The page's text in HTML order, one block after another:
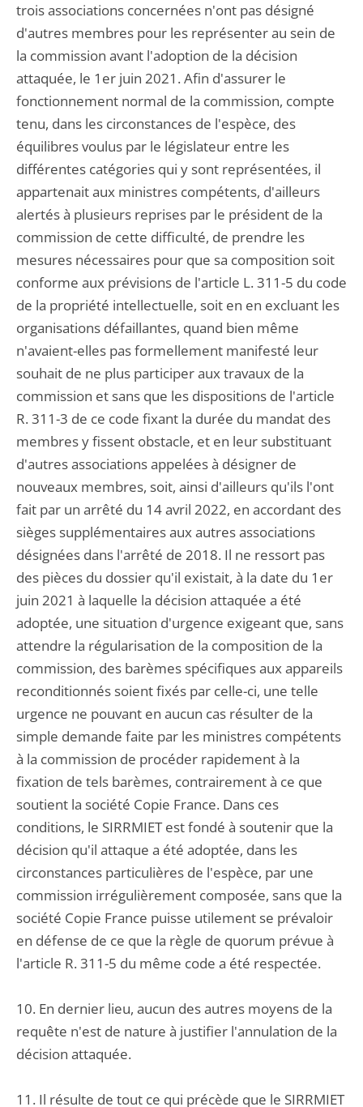
trois associations concernées n'ont pas désigné
d'autres membres pour les représenter au sein de
la commission avant l'adoption de la décision
attaquée, le 1er juin 2021. Afin d'assurer le
fonctionnement normal de la commission, compte
tenu, dans les circonstances de l'espèce, des
équilibres voulus par le législateur entre les
différentes catégories qui y sont représentées, il
appartenait aux ministres compétents, d'ailleurs
alertés à plusieurs reprises par le président de la
commission de cette difficulté, de prendre les
mesures nécessaires pour que sa composition soit
conforme aux prévisions de l'article L. 311-5 du code
de la propriété intellectuelle, soit en en excluant les
organisations défaillantes, quand bien même
n'avaient-elles pas formellement manifesté leur
souhait de ne plus participer aux travaux de la
commission et sans que les dispositions de l'article
R. 311-3 de ce code fixant la durée du mandat des
membres y fissent obstacle, et en leur substituant
d'autres associations appelées à désigner de
nouveaux membres, soit, ainsi d'ailleurs qu'ils l'ont
fait par un arrêté du 14 avril 2022, en accordant des
sièges supplémentaires aux autres associations
désignées dans l'arrêté de 2018. Il ne ressort pas
des pièces du dossier qu'il existait, à la date du 1er
juin 2021 à laquelle la décision attaquée a été
adoptée, une situation d'urgence exigeant que, sans
attendre la régularisation de la composition de la
commission, des barèmes spécifiques aux appareils
reconditionnés soient fixés par celle-ci, une telle
urgence ne pouvant en aucun cas résulter de la
simple demande faite par les ministres compétents
à la commission de procéder rapidement à la
fixation de tels barèmes, contrairement à ce que
soutient la société Copie France. Dans ces
conditions, le SIRRMIET est fondé à soutenir que la
décision qu'il attaque a été adoptée, dans les
circonstances particulières de l'espèce, par une
commission irrégulièrement composée, sans que la
société Copie France puisse utilement se prévaloir
en défense de ce que la règle de quorum prévue à
l'article R. 311-5 du même code a été respectée.
10. En dernier lieu, aucun des autres moyens de la
requête n'est de nature à justifier l'annulation de la
décision attaquée.
11. Il résulte de tout ce qui précède que le SIRRMIET